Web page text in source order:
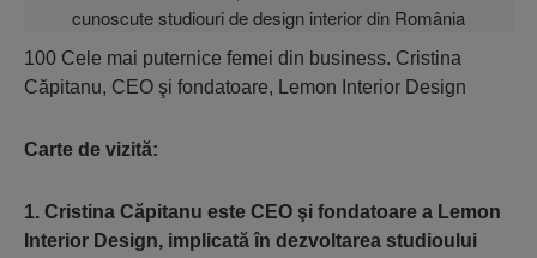
100 Cele mai puternice femei din business. Cristina
Căpitanu, CEO şi fondatoare, Lemon Interior Design
Carte de vizită:
1. Cristina Căpitanu este CEO şi fondatoare a Lemon
Interior Design, implicată în dezvoltarea studioului